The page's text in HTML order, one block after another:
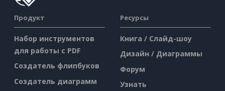
Продукт
Набор инструментов
для работы с PDF
Создатель флипбуков
Создатель диаграмм
Ресурсы
Книга / Слайд-шоу
Дизайн / Диаграммы
Форум
Узнать